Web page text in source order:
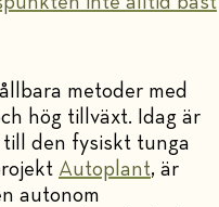
metoder med
hög tillväxt. Idag är
den fysiskt tunga
Autoplant, är
autonom